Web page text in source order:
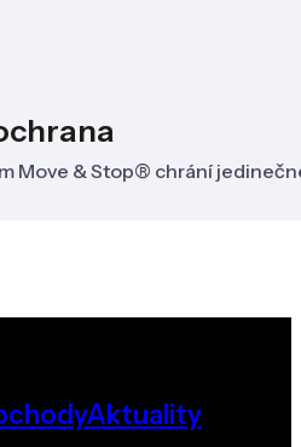
Move & Stop® chrání
Aktuality